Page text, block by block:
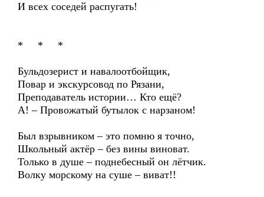
И всех соседей распугать!
* * *
Бульдозерист и навалоотбойщик,
Повар и экскурсовод по Рязани,
Преподаватель истории… Кто ещё?
А! – Провожатый бутылок с нарзаном!
Был взрывником – это помню я точно,
Школьный актёр – без вины виноват.
Только в душе – поднебесный он лётчик.
Волку морскому на суше – виват!!